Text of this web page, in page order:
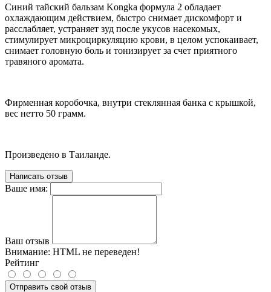
Синий тайский бальзам Kongka формула 2 обладает
охлаждающим действием, быстро снимает дискомфорт и
расслабляет, устраняет зуд после укусов насекомых,
стимулирует микроциркуляцию крови, в целом успокаивает,
снимает головную боль и тонизирует за счет приятного
травяного аромата.
Фирменная коробочка, внутри стеклянная банка с крышкой,
вес нетто 50 грамм.
Произведено в Таиланде.
Написать отзыв
Ваше имя:
Ваш отзыв
Внимание: HTML не переведен!
Рейтинг
Отправить свой отзыв